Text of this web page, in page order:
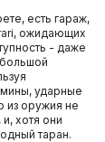
есть гараж,
ожидающих
- даже
ударные
из оружия не
хотя они
таран.